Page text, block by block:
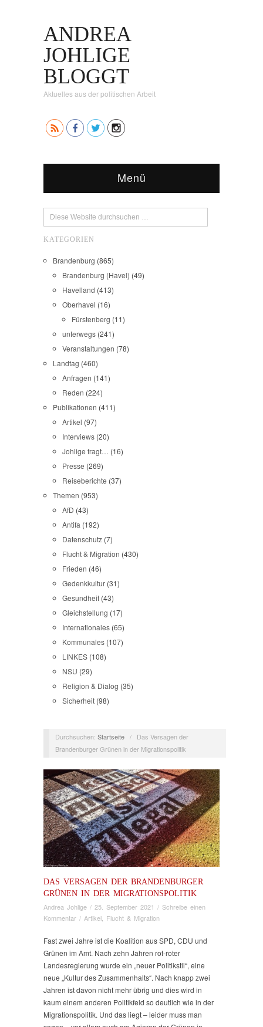
ANDREA
JOHLIGE
BLOGGT
Aktuelles aus der politischen Arbeit
Menü
KATEGORIEN
Brandenburg (865)
Brandenburg (Havel) (49)
Havelland (413)
Oberhavel (16)
Fürstenberg (11)
unterwegs (241)
Veranstaltungen (78)
Landtag (460)
Anfragen (141)
Reden (224)
Publikationen (411)
Artikel (97)
Interviews (20)
Johlige fragt… (16)
Presse (269)
Reiseberichte (37)
Themen (953)
AfD (43)
Antifa (192)
Datenschutz (7)
Flucht & Migration (430)
Frieden (46)
Gedenkkultur (31)
Gesundheit (43)
Gleichstellung (17)
Internationales (65)
Kommunales (107)
LINKES (108)
NSU (29)
Religion & Dialog (35)
Sicherheit (98)
Durchsuchen: Startseite /
Das Versagen der
Brandenburger Grünen in der Migrationspolitik
DAS VERSAGEN DER BRANDENBURGER
GRÜNEN IN DER MIGRATIONSPOLITIK
Andrea Johlige / 25. September 2021 / Schreibe einen
Kommentar / Artikel Flucht & Migration
Fast zwei Jahre ist die Koalition aus SPD, CDU und
Grünen im Amt. Nach zehn Jahren rot-roter
Landesregierung wurde ein „neuer Politikstil“, eine
neue „Kultur des Zusammenhalts“. Nach knapp zwei
Jahren ist davon nicht mehr übrig und dies wird in
kaum einem anderen Politikfeld so deutlich wie in der
Migrationspolitik. Und das liegt – leider muss man